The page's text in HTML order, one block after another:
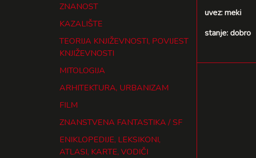
ZNANOST
KAZALIŠTE
TEORIJA KNJIŽEVNOSTI, POVIJEST
KNJIŽEVNOSTI
MITOLOGIJA
ARHITEKTURA, URBANIZAM
FILM
ZNANSTVENA FANTASTIKA / SF
ENIKLOPEDIJE, LEKSIKONI,
ATLASI, KARTE, VODIČI
uvez: meki
stanje: dobro